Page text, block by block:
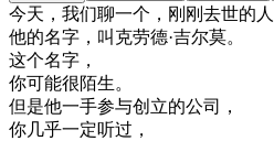
今天 ， 我们聊一个 ， 刚刚 去世的人
他的名字 ， 叫 克劳德·吉尔莫。
这个名字 ，
你可能很陌生。
但是他一手参与创立的公司
，
你几乎一定听过 ，